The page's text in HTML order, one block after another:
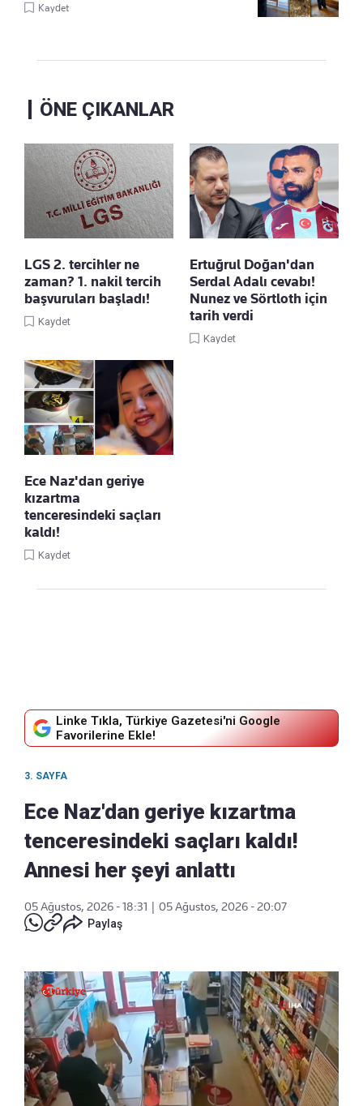
Kaydet
ÖNE ÇIKANLAR
LGS 2. tercihler ne
zaman? 1. nakil tercih
başvuruları başladı!
Kaydet
Ertuğrul Doğan'dan
Serdal Adalı cevabı!
Nunez ve Sörtloth için
tarih verdi
Kaydet
Ece Naz'dan geriye
kızartma
tenceresindeki saçları
kaldı!
Kaydet
Linke Tıkla, Türkiye Gazetesi'ni Google
Favorilerine Ekle!
3. SAYFA
Ece Naz'dan geriye kızartma
tenceresindeki saçları kaldı!
Annesi her şeyi anlattı
05 Ağustos, 2026 - 18:31
05 Ağustos, 2026 - 20:07
Paylaş